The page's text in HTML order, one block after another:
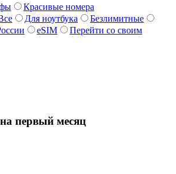
Красивые номера
Для ноутбука
Безлимитные
eSIM
Перейти со своим
первый месяц